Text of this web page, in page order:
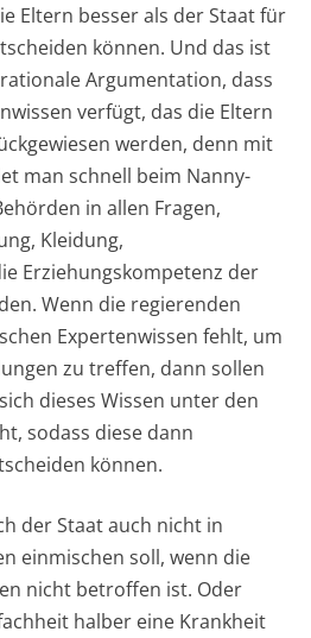
Eltern besser als der Staat für
können. Und das ist
Argumentation, dass
verfügt, das die Eltern
werden, denn mit
man schnell beim Nanny-
in allen Fragen,
Kleidung,
Erziehungskompetenz der
Wenn die regierenden
Expertenwissen fehlt, um
zu treffen, dann sollen
dieses Wissen unter den
sodass diese dann
können.
der Staat auch nicht in
einmischen soll, wenn die
nicht betroffen ist. Oder
halber eine Krankheit